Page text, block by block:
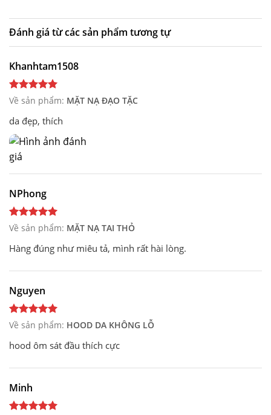
Đánh giá từ các sản phẩm tương tự
Khanhtam1508
Về sản phẩm: MẶT NẠ ĐẠO TẶC
da đẹp, thích
NPhong
Về sản phẩm: MẶT NẠ TAI THỎ
Hàng đúng như miêu tả, mình rất hài lòng.
Nguyen
Về sản phẩm: HOOD DA KHÔNG LỖ
hood ôm sát đầu thích cực
Minh